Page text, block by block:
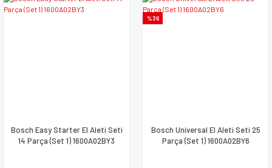
Bosch Easy Starter El Aleti Seti
14 Parça (Set 1) 1600A02BY3
%36
Bosch Universal El Aleti Seti 25
Parça (Set 1) 1600A02BY6